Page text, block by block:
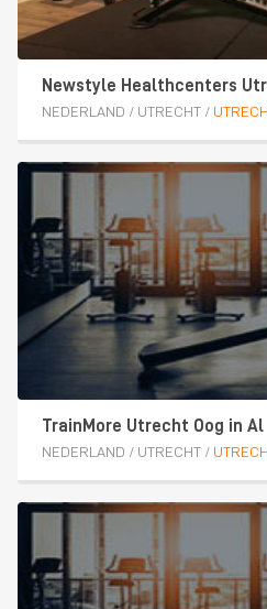
Newstyle Healthcenters
NEDERLAND / UTRECHT/
TrainMore Utrecht Oog in Al
NEDERLAND / UTRECHT/